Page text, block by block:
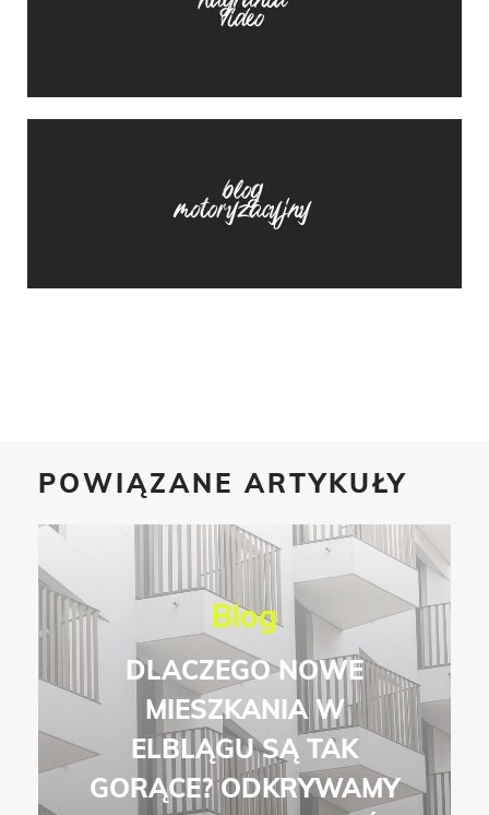
POWIĄZANE ARTYKUŁY
Blog
DLACZEGO NOWE
MIESZKANIA W
ELBLĄGU SĄ TAK
GORĄCE? ODKRYWAMY